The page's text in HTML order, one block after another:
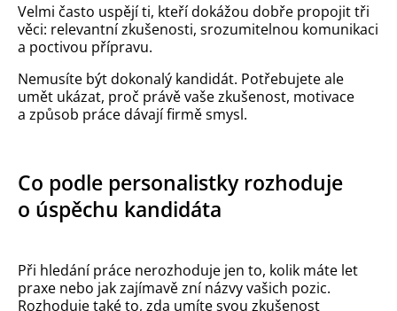
Velmi často uspějí ti, kteří dokážou dobře propojit tři
věci: relevantní zkušenosti, srozumitelnou komunikaci
a poctivou přípravu.
Nemusíte být dokonalý kandidát. Potřebujete ale
umět ukázat, proč právě vaše zkušenost, motivace
a způsob práce dávají firmě smysl.
Co podle personalistky rozhoduje
o úspěchu kandidáta
Při hledání práce nerozhoduje jen to, kolik máte let
praxe nebo jak zajímavě zní názvy vašich pozic.
Rozhoduje také to, zda umíte svou zkušenost